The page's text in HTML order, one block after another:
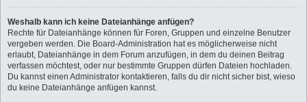
Weshalb kann ich keine Dateianhänge anfügen?
Rechte für Dateianhänge können für Foren, Gruppen und einzelne Benutzer
vergeben werden. Die Board-Administration hat es möglicherweise nicht
erlaubt, Dateianhänge in dem Forum anzufügen, in dem du deinen Beitrag
verfassen möchtest, oder nur bestimmte Gruppen dürfen Dateien hochladen.
Du kannst einen Administrator kontaktieren, falls du dir nicht sicher bist, wieso
du keine Dateianhänge anfügen kannst.